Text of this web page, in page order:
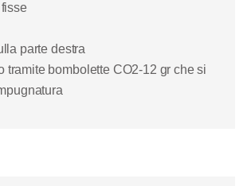
parte destra
tramite bombolette CO2-12 gr che si